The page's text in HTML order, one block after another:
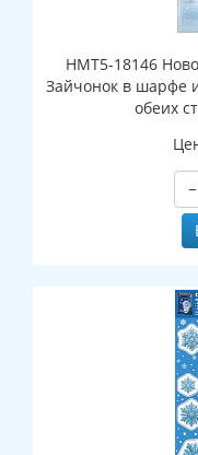
НМТ5-18146
Зайчонок в шарфе
обеих
−